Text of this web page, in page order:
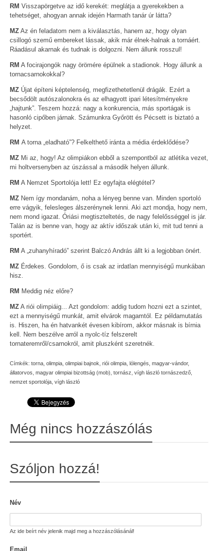
RM Visszapörgetve az idő kerekét: meglátja a gyerekekben a
tehetséget, ahogyan annak idején Harmath tanár úr látta?
MZ Az én feladatom nem a kiválasztás, hanem az, hogy olyan
csillogó szemű embereket lássak, akik már élnek-halnak a tornáért.
Ráadásul akarnak és tudnak is dolgozni. Nem állunk rosszul!
RM A focirajongók nagy örömére épülnek a stadionok. Hogy állunk a
tornacsarnokokkal?
MZ Újat építeni képtelenség, megfizethetetlenül drágák. Ezért a
becsődölt autószalonokra és az elhagyott ipari létesítményekre
„hajtunk”. Teszem hozzá: nagy a konkurencia, más sportágak is
hasonló cipőben járnak. Számunkra Győrött és Pécsett is biztató a
helyzet.
RM A torna „eladható”? Felkelthető iránta a média érdeklődése?
MZ Mi az, hogy! Az olimpiákon ebből a szempontból az atlétika vezet,
mi holtversenyben az úszással a második helyen állunk.
RM A Nemzet Sportolója lett! Ez egyfajta elégtétel?
MZ Nem így mondanám, noha a lényeg benne van. Minden sportoló
erre vágyik, felesleges álszerénynek lenni. Aki azt mondja, hogy nem,
nem mond igazat. Óriási megtiszteltetés, de nagy felelősséggel is jár.
Talán az is benne van, hogy az aktív időszak után ki, mit tud tenni a
sportért.
RM A „zuhanyhíradó” szerint Balczó András állt ki a legjobban önért.
MZ Érdekes. Gondolom, ő is csak az irdatlan mennyiségű munkában
hisz.
RM Meddig néz előre?
MZ A riói olimpiáig... Azt gondolom: addig tudom hozni ezt a szintet,
ezt a mennyiségű munkát, amit elvárok magamtól. Ez példamutatás
is. Hiszen, ha én hatvankét évesen kibírom, akkor másnak is bírnia
kell. Nem beszélve arról a nyolc-tíz felszerelt
tornateremről/csarnokról, amit pluszként szeretnék.
Címkék: torna olimpia olimpiai bajnok riói olimpia lólengés magyar-vándor,
állatorvos magyar olimpiai bizottság (mob) tornász vígh lászló tornászedző
nemzet sportolója vígh lászló
Még nincs hozzászólás
Szóljon hozzá!
Név
Az ide beírt név jelenik majd meg a hozzászólásánál!
Email